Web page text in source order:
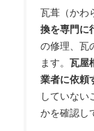
瓦葺（かわ
換を専門に
の修理、瓦
ます。瓦屋
業者に依頼
していない
かを確認し